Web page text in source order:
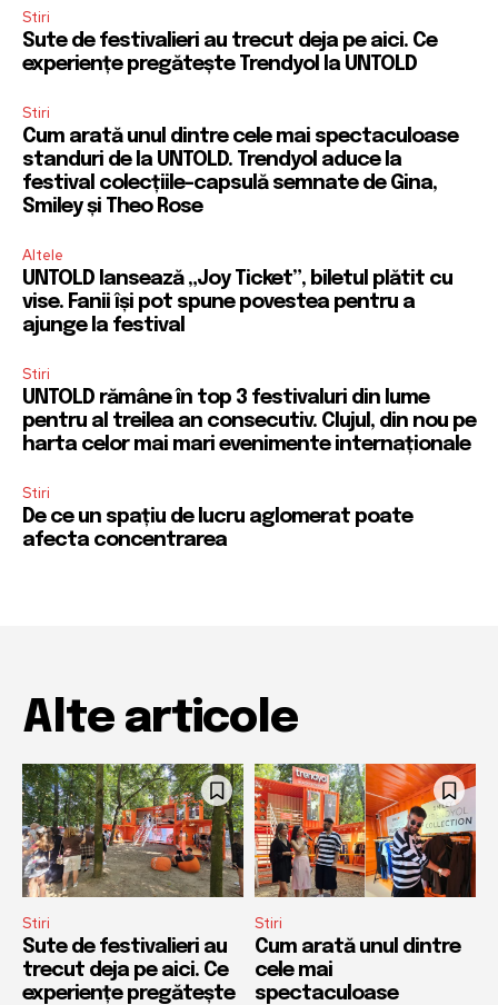
Stiri
Sute de festivalieri au trecut deja pe aici. Ce
experiențe pregătește Trendyol la UNTOLD
Stiri
Cum arată unul dintre cele mai spectaculoase
standuri de la UNTOLD. Trendyol aduce la
festival colecțiile-capsulă semnate de Gina,
Smiley și Theo Rose
Altele
UNTOLD lansează „Joy Ticket”, biletul plătit cu
vise. Fanii își pot spune povestea pentru a
ajunge la festival
Stiri
UNTOLD rămâne în top 3 festivaluri din lume
pentru al treilea an consecutiv. Clujul, din nou pe
harta celor mai mari evenimente internaționale
Stiri
De ce un spațiu de lucru aglomerat poate
afecta concentrarea
Alte articole
Stiri
Sute de festivalieri au
trecut deja pe aici. Ce
experiențe pregătește
Stiri
Cum arată unul dintre
cele mai
spectaculoase